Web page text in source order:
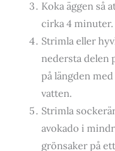
Koka äggen så
cirka 4 minuter.
Strimla eller
nedersta delen
på längden
vatten.
Strimla
avokado i
grönsaker på